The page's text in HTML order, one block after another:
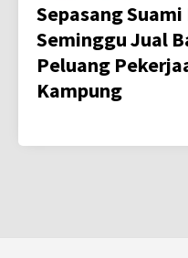
Sepasang
Seminggu Jual
Peluang
Kampung